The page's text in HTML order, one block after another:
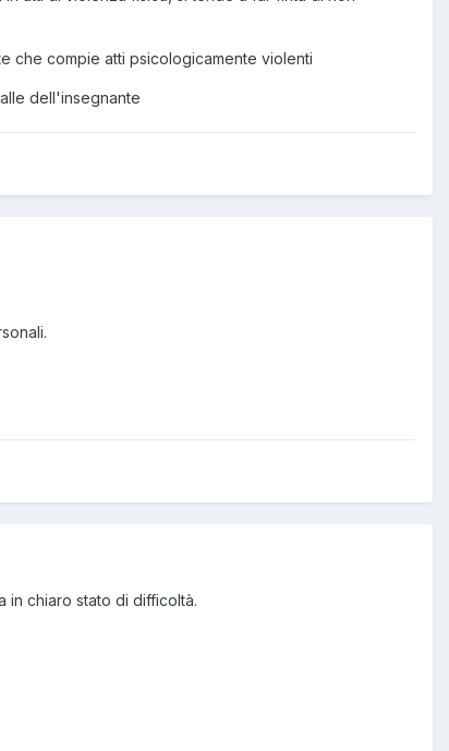
che compie atti psicologicamente violenti
dell'insegnante
in chiaro stato di difficoltà.